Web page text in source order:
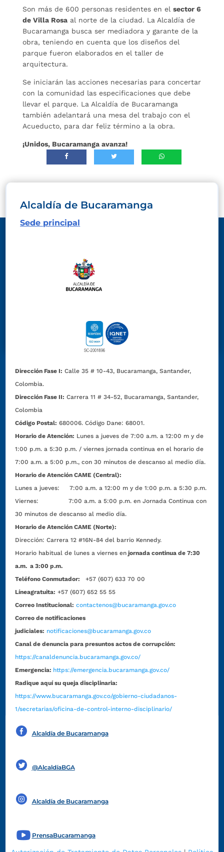
Son más de 600 personas residentes en el sector 6
de Villa Rosaal norte de la ciudad. La Alcaldía de
Bucaramanga busca ser mediadora y garante de la
obra, teniendo en cuenta que los diseños del
parque fueron elaborados en el taller de
arquitectura.
Se iniciarán las acciones necesarias para concertar
con la comunidad las especificaciones que debe
llevar el parque. La Alcaldía de Bucaramanga
también adelantará una mesa del trabajo con el
Acueducto, para dar feliz término a la obra.
¡Unidos, Bucaramanga avanza!
Alcaldía de Bucaramanga
Sede principal
Dirección Fase I: Calle 35 # 10-43, Bucaramanga, Santander,
Colombia.
Dirección Fase II: Carrera 11 # 34-52, Bucaramanga, Santander,
Colombia
Código Postal: 680006. Código Dane: 68001.
Horario de Atención: Lunes a jueves de 7:00 a.m. a 12:00 m y de
1:00 p.m. a 5:30 p.m. / viernes jornada continua en el horario de
7:00 a.m. a 5:00 p.m., con 30 minutos de descanso al medio día.
Horario de Atención CAME (Central):
Lunes a jueves: 7:00 a.m. a 12:00 m y de 1:00 p.m. a 5:30 p.m.
Viernes: 7:00 a.m. a 5:00 p.m. en Jornada Continua con
30 minutos de descanso al medio día.
Horario de Atención CAME (Norte):
Dirección:Carrera 12 #16N-84 del barrio Kennedy.
Horario habitual de lunes a viernes en jornada continua de 7:30
a.m. a 3:00 p.m.
Teléfono Conmutador:
+57 (607) 633 70 00
Líneagratuita: +57 (607) 652 55 55
Correo Institucional: contactenos@bucaramanga.gov.co
Correo de notificaciones
judiciales: notificaciones@bucaramanga.gov.co
Canal de denuncia para presuntos actos de corrupción:
https://canaldenuncia.bucaramanga.gov.co/
Emergencia: https://emergencia.bucaramanga.gov.co/
Radique aquí su queja disciplinaria:
https://www.bucaramanga.gov.co/gobierno-ciudadanos-
1/secretarias/oficina-de-control-interno-disciplinario/
Alcaldía de Bucaramanga
@AlcaldíaBGA
Alcaldía de Bucaramanga
PrensaBucaramanga